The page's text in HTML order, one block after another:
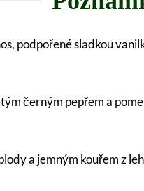
podpořené sladkou
černým pepřem a
a jemným kouřem z